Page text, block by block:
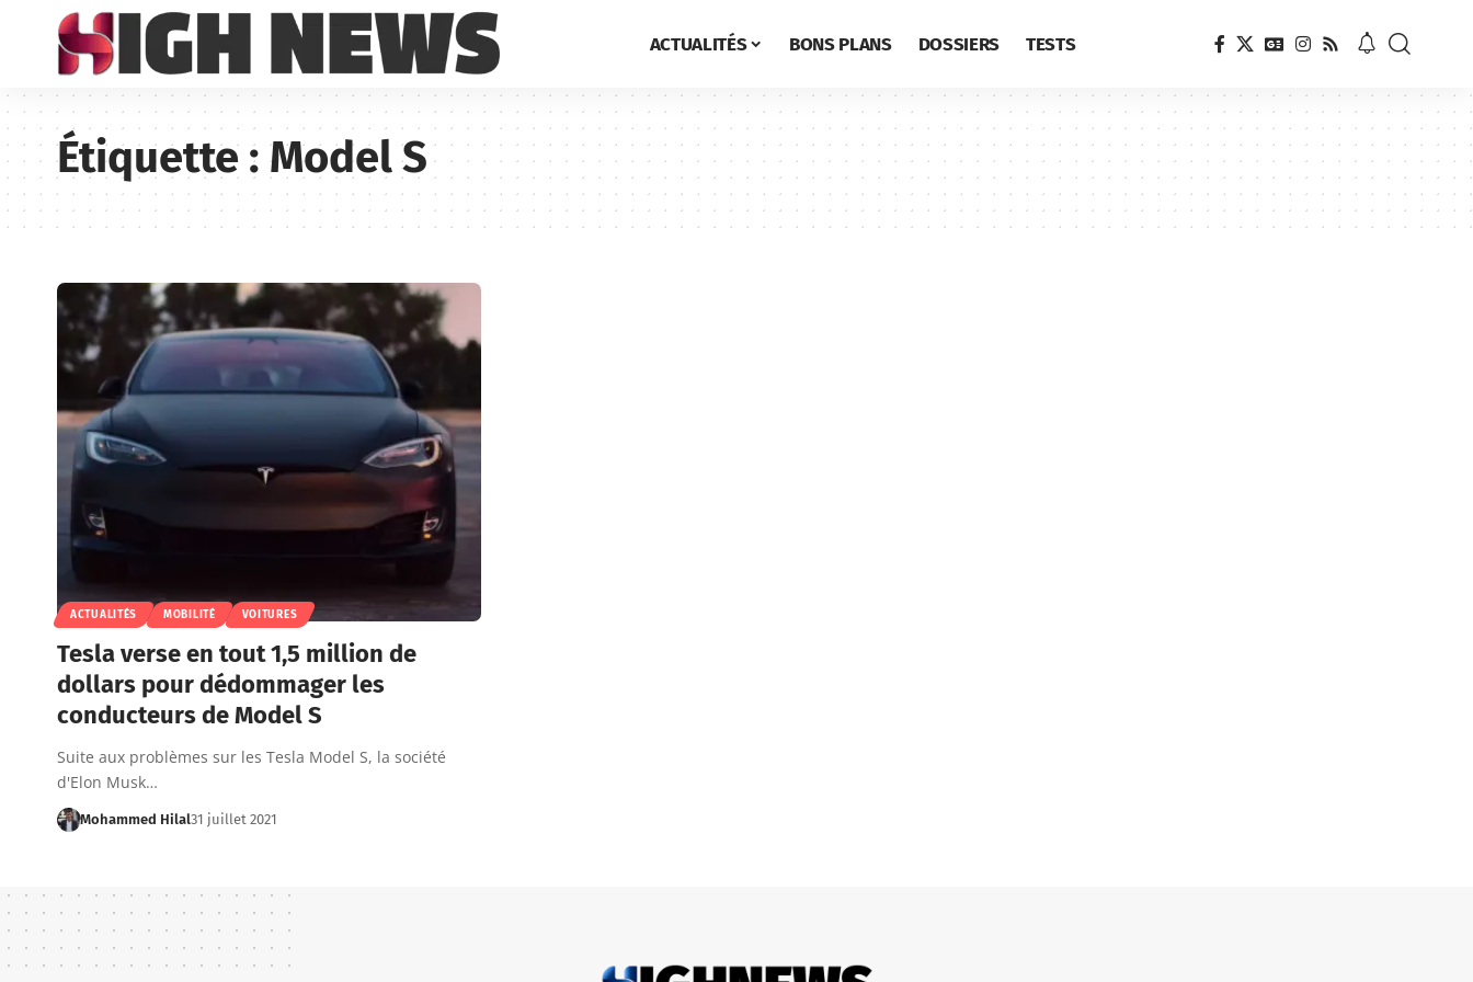
ACTUALITÉS BONS PLANS DOSSIERS TESTS
Étiquette : Model S
ACTUALITÉS MOBILITÉ VOITURES
Tesla verse en tout 1,5 million de
dollars pour dédommager les
conducteurs de Model S
Suite aux problèmes sur les Tesla Model S, la société
d'Elon Musk…
Mohammed Hilal31 juillet 2021